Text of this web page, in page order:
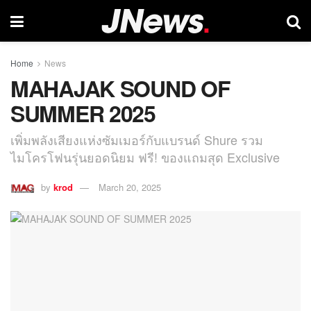
Home News
MAHAJAK SOUND OF
SUMMER 2025
เพิ่มพลังเสียงแห่งซัมเมอร์กับแบรนด์ Shure รวม
ไมโครโฟนรุ่นยอดนิยม ฟรี! ของแถมสุด Exclusive
by krod March 20, 2025